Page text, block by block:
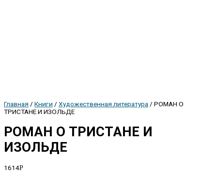
Главная / Книги / Художественная литература / РОМАН О
ТРИСТАНЕ И ИЗОЛЬДЕ
РОМАН О ТРИСТАНЕ И
ИЗОЛЬДЕ
1614Р